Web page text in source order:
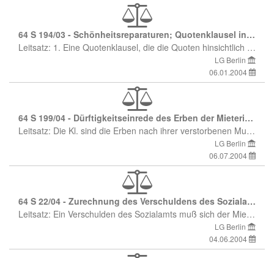
64 S 194/03 - Schönheitsreparaturen; Quotenklausel in bezug auf Nebenräume
Leitsatz: 1. Eine Quotenklausel, die die Quoten hinsichtlich der für Nebenräume vereinbarten Renovierungsfristen nicht an die sich daraus ergebenden Prozentsätze ausrichtet, ist jedenfalls dann wirksam, wenn die Wohnung keine Nebenräume enthält. 2. Der Mieter, der die Räume mit Parkett ausstattet, hat nur einen Anspruch auf Ersatz der Wertsteigerung des Grundstücks, wenn die Ausstattung nicht im Interesse des Vermieters lag.
LG Berlin
06.01.2004
64 S 199/04 - Dürftigkeitseinrede des Erben der Mieterin wegen Schönheitsreparaturen
Leitsatz: Die Kl. sind die Erben nach ihrer verstorbenen Mutter. Mit ihrer Klage begehren sie, die Zwangsvollstreckung aus dem Urteil des LG Berlin vom 12. August 2003 (63 S 190/02) in nicht zum Nachlaß von ihr gehörendes Vermögen für unzulässig zu erklären. Sie tragen vor, die Bekl. hätten sie in Zusammenhang mit dem Mietverhältnis über die früher von ihrer Mutter genutzte Wohnung auf Schadensersatz in Anspruch genommen. Das AG Neukölln habe sie am 16. April 2002 (15 C 122/01) zur Zahlung von 16.286,12 Euro verurteilt. Auf ihre Berufung hin habe das Landgericht Berlin das Urteil des AG Neukölln am 12.8.2003 (63 S 190/02 ) abgeändert und sie nunmehr zur Zahlung von 11.818,46 Euro verurteilt. Gleichzeitig sei ihnen die beschränkte Erbenhaftung vorbehalten worden. Bei der im Urteil vom 12.8.2003 ausgeurteilten Verpflichtung handele es sich um eine Nachlaßverbindlichkeit im Sinne des § 1967 BGB. Sie seien als Erben für den Zustand verantwortlich gemacht worden, in dem ihre Mutter die Wohnung hinterlassen habe. Der Nachlaß setzte sich wie folgt zusammen: Aktivnachlaß 19.767,23 DM Passivnachlaß - 7.819,43 DM 11.947,80 DM = 6.108,81 Euro nicht von der Rechtsschutzversicherung gedeckte Prozeßkosten - 1.244,68 Euro Wert des Nachlasses 4.864,13 Euro Bei der Summe von 4.864,13 Euro handele es sich um den gesamten verbliebenen Nachlaß, hierauf sei die Zwangsvollstreckung zu beschränken. Den Bekl. sei die Zahlung von 4.864,13 Euro zum Ausgleich der Klageforderung angeboten worden, was diese aber abgelehnt hätten. Die Erblasserin sei seit nahezu 40 Jahren Mieterin der Wohnung gewesen. Die Kl. als deren Erben seien form- und fristgerecht zur Durchführung der Schönheitsreparaturen aufgefordert worden, seien dieser Aufforderung aber nicht nachgekommen. Daraufhin sei ihnen gegenüber der Schaden beziffert worden. Die Kl. hätten aber nicht gezahlt, sondern sich gerichtlich durch zwei Instanzen in Anspruch nehmen lassen. Das Landgericht habe das Urteil des Amtsgerichts Neukölln, das die Kl. zum Schadensersatz wegen unterlassener Schönheitsreparaturen verurteilt habe, weitgehend bestätigt. Die Entscheidung sei rechtskräftig. Es läge kein Fall der beschränkten Erbenhaftung vor. Die Erblasserin als solche sei nicht zur Durchführung von Schönheitsreparaturen verpflichtet gewesen, da diese Verpflichtung erst zum Ende eines Mietverhältnisses fällig werde. Die Verpflichtung zur Durchführung von Schönheitsreparaturen sei erst entstanden, als die Erblasserin verstorben sei und die Kl. die Kündigung der Wohnung erklärt hätten. Die Entstehung dieses Anspruch sei vom Willen und der Kündigung der Kl. abhängig gewesen. Außerdem handele es sich nicht um einen Erfüllungs-, sondern um einen Schadensersatzanspruch, der erst entstanden sei, als die Kl. ihrer Renovierungsverpflichtung nicht nachgekommen seien. Dieser Schadensersatzanspruch sei an die Stelle des bis dahin bestehenden Erfüllungsanspruchs getreten und nicht in der Person der Erblasserin, sondern erst in der Person der Kl. entstanden.
LG Berlin
06.07.2004
64 S 22/04 - Zurechnung des Verschuldens des Sozialamts
Leitsatz: Ein Verschulden des Sozialamts muß sich der Mieter nach § 278 zurechnen lassen, denn für den Zahlungsverzug kommt es nicht auf eigenes Verschulden, sondern lediglich auf das Vertretenmüssen an.
LG Berlin
04.06.2004